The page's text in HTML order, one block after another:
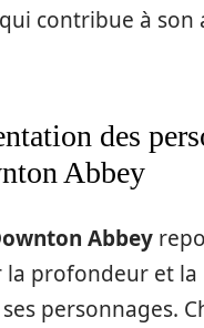
contribue à
des
Abbey
Abbey
la profondeur et la
personnages.